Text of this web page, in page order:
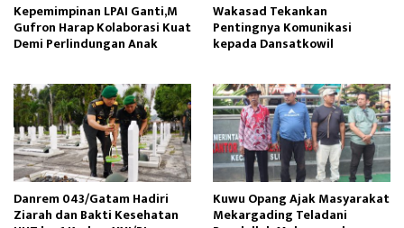
Kepemimpinan LPAI Ganti,M
Gufron Harap Kolaborasi Kuat
Demi Perlindungan Anak
Wakasad Tekankan
Pentingnya Komunikasi
kepada Dansatkowil
Danrem 043/Gatam Hadiri
Ziarah dan Bakti Kesehatan
Kuwu Opang Ajak Masyarakat
Mekargading Teladani